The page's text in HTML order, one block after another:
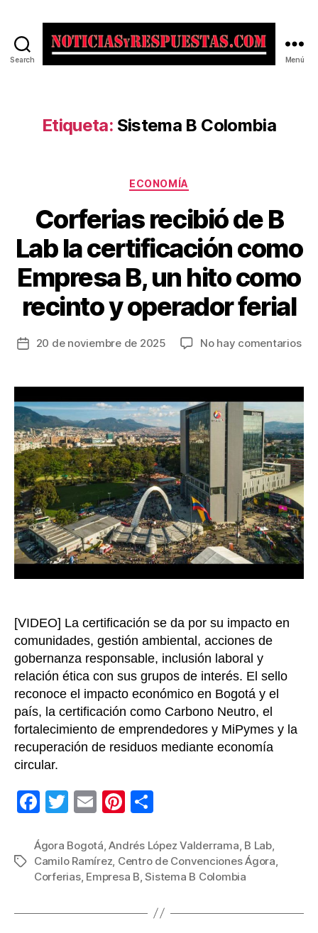
Search Menú
Etiqueta: Sistema B Colombia
Categorías
ECONOMÍA
Corferias recibió de B
Lab la certificación como
Empresa B, un hito como
recinto y operador ferial
Fecha
entrada
20 de noviembre de 2025 No hay comentariosen
de
B
Lab
la
un
y
[VIDEO] La certificación se da por su impacto en
comunidades, gestión ambiental, acciones de
gobernanza responsable, inclusión laboral y
relación ética con sus grupos de interés. El sello
reconoce el impacto económico en Bogotá y el
país, la certificación como Carbono Neutro, el
fortalecimiento de emprendedores y MiPymes y la
recuperación de residuos mediante economía
circular.
F
c
e
o
T
tt
er
E
ail
Pi
er
e
m
p
tir
Etiquetas
Ágora Bogotá,Andrés López Valderrama, B Lab,
Camilo Ramírez, Centro de Convenciones Ágora,
Corferias, Empresa B,Sistema B Colombia